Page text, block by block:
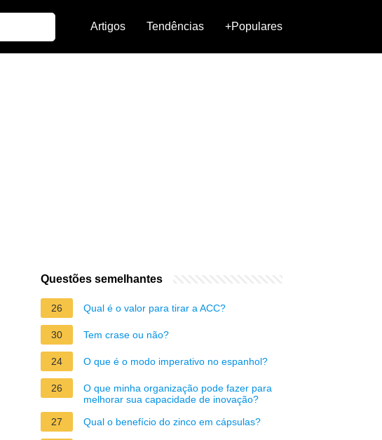
Artigos Tendências +Populares
Questões semelhantes
26 Qual é o valor para tirar a ACC?
30 Tem crase ou não?
24 O que é o modo imperativo no espanhol?
26
O que minha organização pode fazer para
melhorar sua capacidade de inovação?
27
Qual o benefício do zinco em cápsulas?